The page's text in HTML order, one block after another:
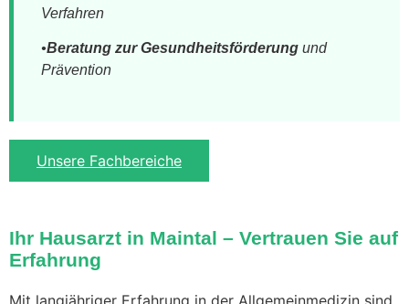
Verfahren
•Beratung zur Gesundheitsförderung und
Prävention
Unsere Fachbereiche
Ihr Hausarzt in Maintal – Vertrauen Sie auf
Erfahrung